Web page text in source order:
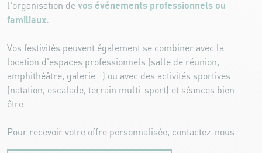
l'organisation de vos événements professionnels ou
familiaux.
Vos festivités peuvent également se combiner avec la
location d'espaces professionnels (salle de réunion,
amphithéâtre, galerie...) ou avec des activités sportives
(natation, escalade, terrain multi-sport) et séances bien-
être...
Pour recevoir votre offre personnalisée, contactez-nous